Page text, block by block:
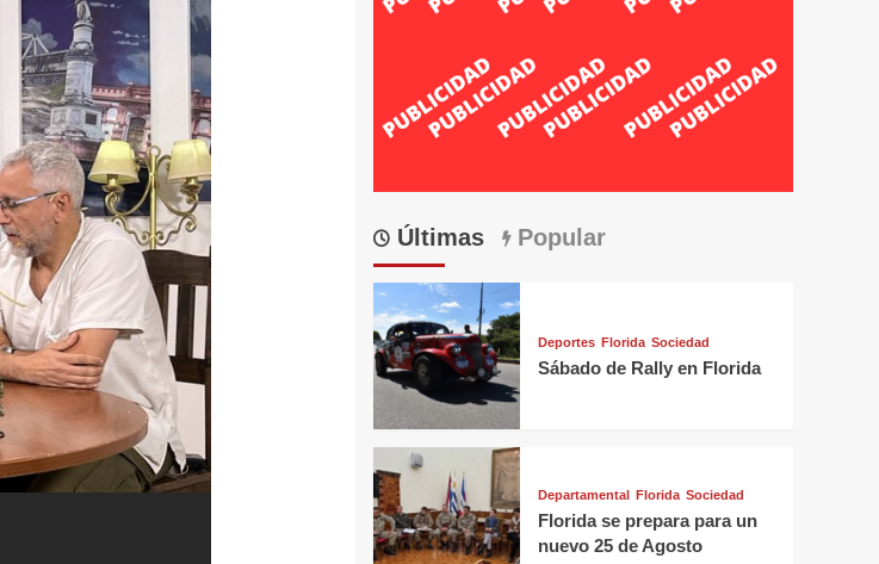
Últimas Popular
Deportes Florida Sociedad
Sábado de Rally en Florida
Departamental Florida Sociedad
Florida se prepara para un
nuevo 25 de Agosto